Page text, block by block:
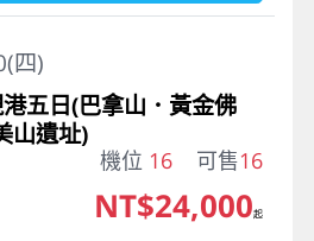
四)
五日(巴拿山．黃金佛
山遺址)
機位 16 可售16
NT$24,000起